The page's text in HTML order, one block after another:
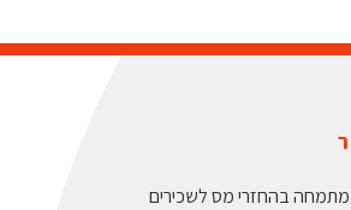
מתמחה בהחזרי מס לשכירים